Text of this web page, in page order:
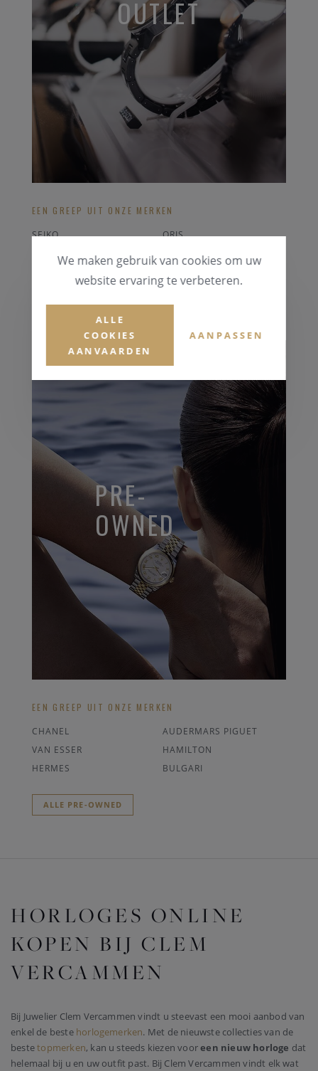
OUTLET
EEN GREEP UIT ONZE MERKEN
SEIKO
ORIS
BREITLING STRAPS
ALLE OUTLET
PRE-
OWNED
EEN GREEP UIT ONZE MERKEN
CHANEL
AUDERMARS PIGUET
VAN ESSER
HAMILTON
HERMES
BULGARI
ALLE PRE-OWNED
HORLOGES ONLINE
KOPEN BIJ CLEM
VERCAMMEN
Bij Juwelier Clem Vercammen vindt u steevast een mooi aanbod van
enkel de beste horlogemerken. Met de nieuwste collecties van de
bestetopmerken, kan u steeds kiezen vooreen nieuw horloge dat
helemaal bij u en uw outfit past. Bij Clem Vercammen vindt elk wat
We maken gebruik van cookies om uw
website ervaring te verbeteren.
ALLE
COOKIES
AANVAARDEN
AANPASSEN